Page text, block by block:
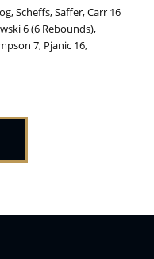
Scheffs, Saffer, Carr 16
6 (6 Rebounds),
7, Pjanic 16,